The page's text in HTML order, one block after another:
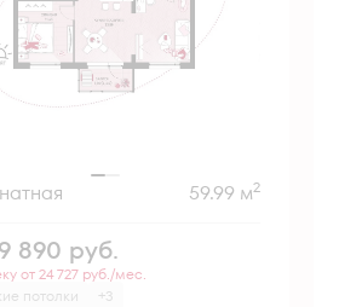
59.99 м2
890 руб.
от 24 727 руб./мес.
потолки
+3